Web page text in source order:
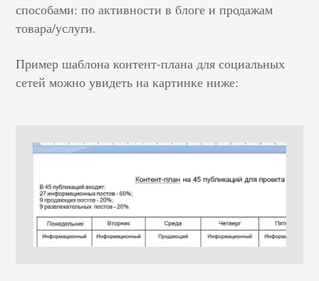
способами: по активности в блоге и продажам
товара/услуги.
Пример шаблона контент-плана для социальных
сетей можно увидеть на картинке ниже: